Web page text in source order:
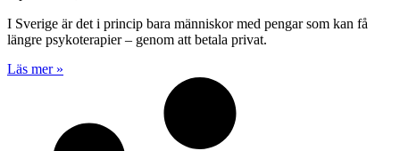
I Sverige är det i princip bara människor med pengar som kan få
längre psykoterapier – genom att betala privat.
Läs mer »